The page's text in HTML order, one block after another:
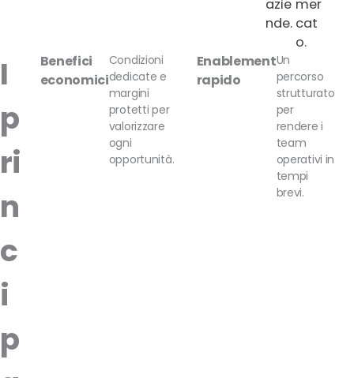
azie
nde.
mer
cat
o.
I
p
ri
n
c
i
p
Benefici
economici
Condizioni
dedicate e
margini
protetti per
valorizzare
ogni
opportunità.
Enablement
rapido
Un
percorso
strutturato
per
rendere i
team
operativi in
tempi
brevi.